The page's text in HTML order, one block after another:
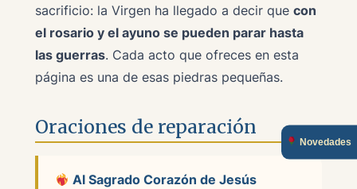
sacrificio: la Virgen ha llegado a decir que con
el rosario y el ayuno se pueden parar hasta
las guerras. Cada acto que ofreces en esta
página es una de esas piedras pequeñas.
Oraciones de reparación
Al Sagrado Corazón de Jesús
Novedades